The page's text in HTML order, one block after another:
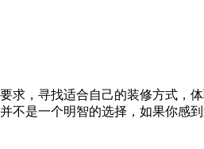
求，寻找适合自己的装修方式，
是一个明智的选择，如果你感